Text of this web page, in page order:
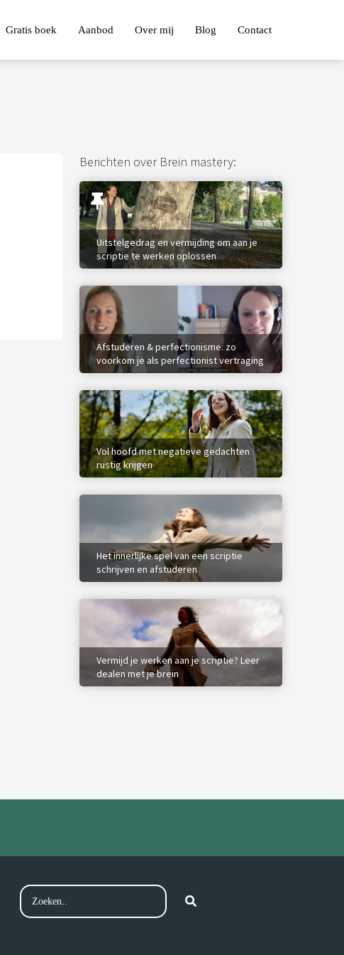
Gratis boek Aanbod Over mij Blog Contact
Berichten over Brein mastery:
Uitstelgedrag en vermijding om aan je
scriptie te werken oplossen
Afstuderen & perfectionisme: zo
voorkom je als perfectionist vertraging
(video)
Vol hoofd met negatieve gedachten
rustig krijgen
Het innerlijke spel van een scriptie
schrijven en afstuderen
Vermijd je werken aan je scriptie? Leer
dealen met je brein